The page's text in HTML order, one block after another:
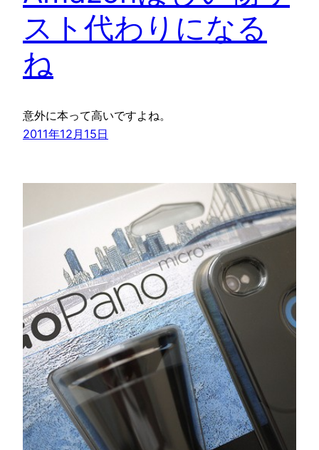
スト代わりになる
ね
意外に本って高いですよね。
2011年12月15日